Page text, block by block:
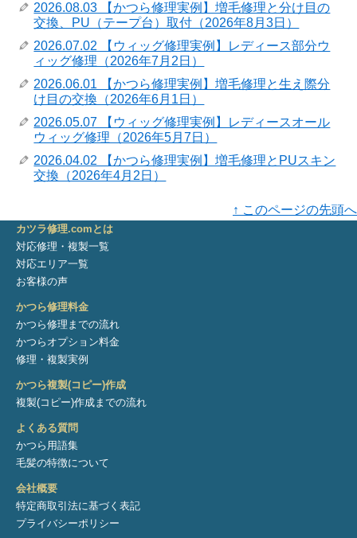
2026.08.03 【かつら修理実例】増毛修理と分け目の
交換、PU（テープ台）取付（2026年8月3日）
2026.07.02 【ウィッグ修理実例】レディース部分ウ
ィッグ修理（2026年7月2日）
2026.06.01 【かつら修理実例】増毛修理と生え際分
け目の交換（2026年6月1日）
2026.05.07 【ウィッグ修理実例】レディースオール
ウィッグ修理（2026年5月7日）
2026.04.02 【かつら修理実例】増毛修理とPUスキン
交換（2026年4月2日）
↑ このページの先頭へ
カツラ修理.comとは
対応修理・複製一覧
対応エリア一覧
お客様の声
かつら修理料金
かつら修理までの流れ
かつらオプション料金
修理・複製実例
かつら複製(コピー)作成
複製(コピー)作成までの流れ
よくある質問
かつら用語集
毛髪の特徴について
会社概要
特定商取引法に基づく表記
プライバシーポリシー